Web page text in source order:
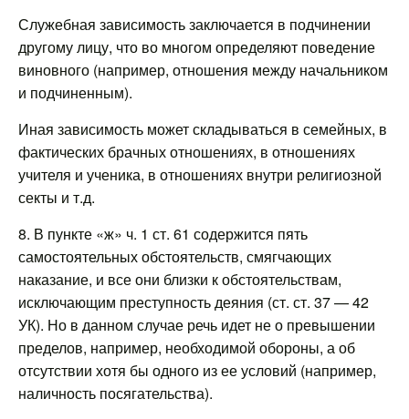
Служебная зависимость заключается в подчинении
другому лицу, что во многом определяют поведение
виновного (например, отношения между начальником
и подчиненным).
Иная зависимость может складываться в семейных, в
фактических брачных отношениях, в отношениях
учителя и ученика, в отношениях внутри религиозной
секты и т.д.
8. В пункте «ж» ч. 1 ст. 61 содержится пять
самостоятельных обстоятельств, смягчающих
наказание, и все они близки к обстоятельствам,
исключающим преступность деяния (ст. ст. 37 — 42
УК). Но в данном случае речь идет не о превышении
пределов, например, необходимой обороны, а об
отсутствии хотя бы одного из ее условий (например,
наличность посягательства).